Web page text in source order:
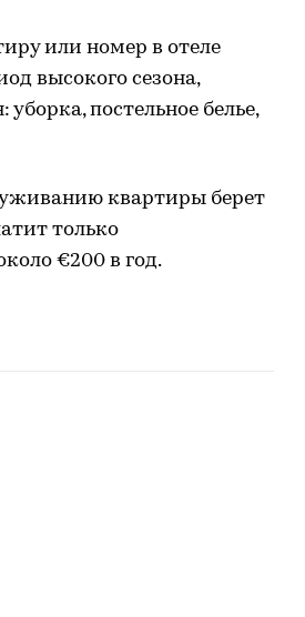
или номер в отеле
высокого сезона,
постельное белье,
квартиры берет
только
€200 в год.